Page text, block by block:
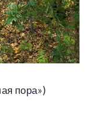
пора»)